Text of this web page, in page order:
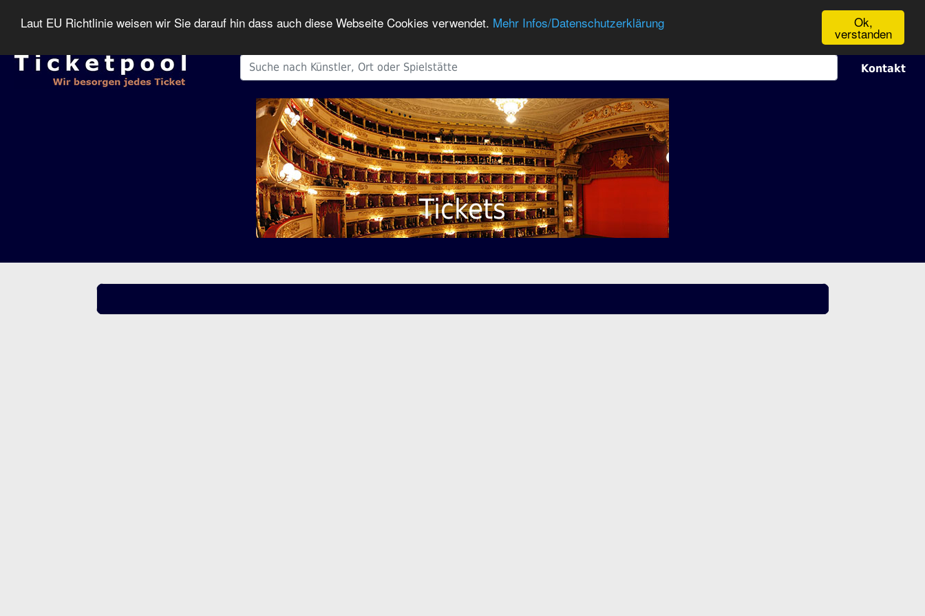
Ok,
verstanden
Laut EU Richtlinie weisen wir Sie darauf hin dass auch diese Webseite Cookies verwendet. Mehr Infos/Datenschutzerklärung
Kontakt
Tickets